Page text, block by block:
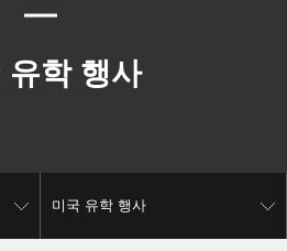
유학 행사
미국 유학 행사